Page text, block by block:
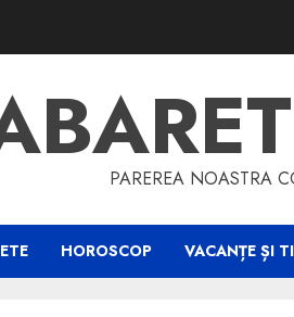
PAREREA NOASTRA
HOROSCOP VACANȚE ȘI